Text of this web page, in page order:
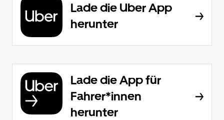
Lade die Uber App
herunter
Lade die App für
Fahrer*innen
herunter